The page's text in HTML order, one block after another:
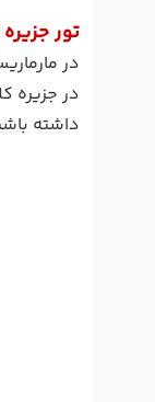
تور
در
در جزیره
داشته